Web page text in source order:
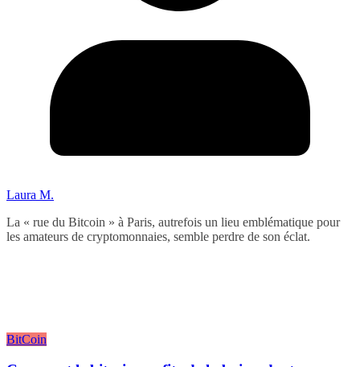
Laura M.
La « rue du Bitcoin » à Paris, autrefois un lieu emblématique pour
les amateurs de cryptomonnaies, semble perdre de son éclat.
BitCoin